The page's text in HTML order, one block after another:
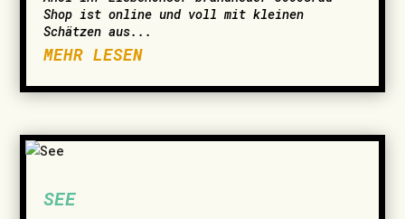
Shop ist online und voll mit kleinen
Schätzen aus...
MEHR LESEN
SEE